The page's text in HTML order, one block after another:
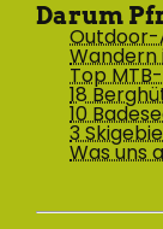
Darum
Wandern
Top
18
10
3
Was uns